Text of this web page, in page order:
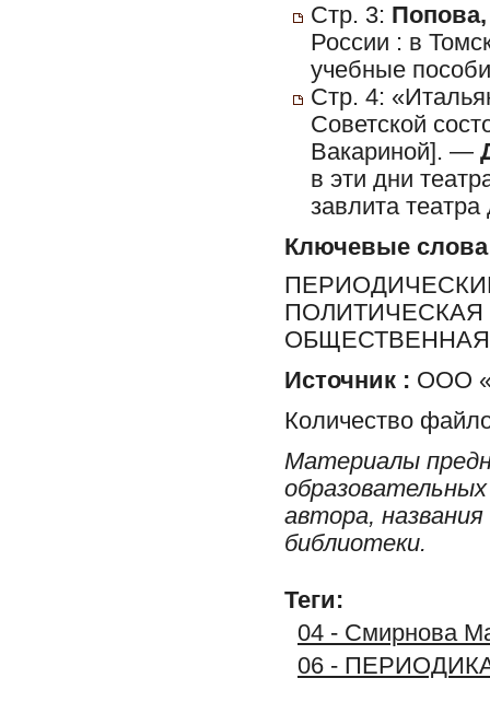
Стр. 3:
России : в
учебные
Стр. 4:
Советской
Вакариной]. —
в эти дни
завлита
Ключевые слова
Источник : ООО
Количество
Материалы
автора,
библиотеки.
Теги:
04 - Смирнова
06 -